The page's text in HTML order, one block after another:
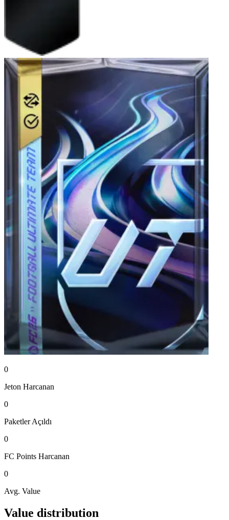
0
Jeton Harcanan
0
Paketler Açıldı
0
FC Points Harcanan
0
Avg. Value
Value distribution